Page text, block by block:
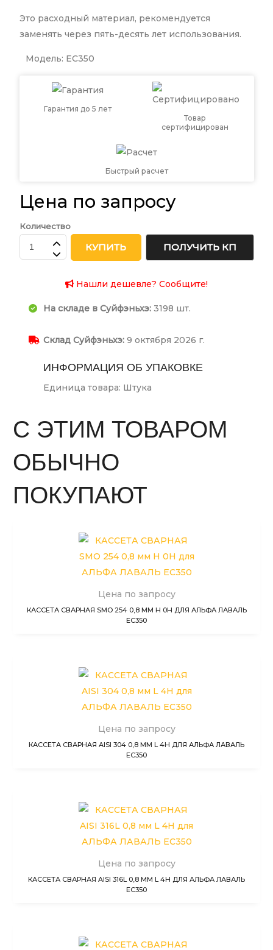
Это расходный материал, рекомендуется
заменять через пять-десять лет использования.
Модель: EC350
Гарантия до 5 лет
Товар
сертифицирован
Быстрый расчет
Цена по запросу
Количество
КУПИТЬ ПОЛУЧИТЬ КП
Нашли дешевле? Сообщите!
На складе в Суйфэньхэ: 3198 шт.
Склад Суйфэньхэ: 9 октября 2026 г.
ИНФОРМАЦИЯ ОБ УПАКОВКЕ
Единица товара: Штука
С ЭТИМ ТОВАРОМ
ОБЫЧНО
ПОКУПАЮТ
Цена по запросу
КАССЕТА СВАРНАЯ SMO 254 0,8 ММ H 0H ДЛЯ АЛЬФА ЛАВАЛЬ
EC350
Цена по запросу
КАССЕТА СВАРНАЯ AISI 304 0,8 ММ L 4H ДЛЯ АЛЬФА ЛАВАЛЬ
EC350
Цена по запросу
КАССЕТА СВАРНАЯ AISI 316L 0,8 ММ L 4H ДЛЯ АЛЬФА ЛАВАЛЬ
EC350